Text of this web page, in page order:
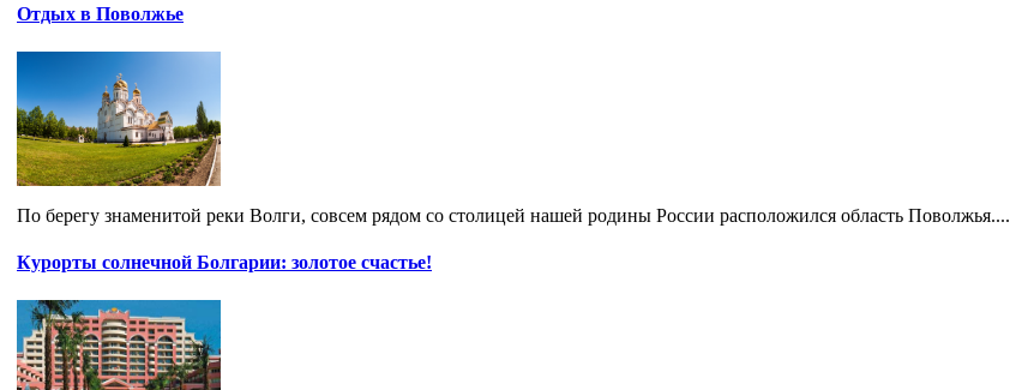
Отдых в Поволжье
По берегу знаменитой реки Волги, совсем рядом со столицей нашей родины России расположился область Поволжья....
Курорты солнечной Болгарии: золотое счастье!